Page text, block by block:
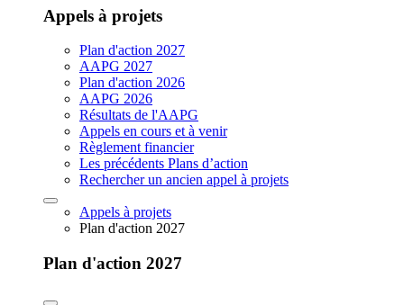
Appels à projets
Plan d'action 2027
AAPG 2027
Plan d'action 2026
AAPG 2026
Résultats de l'AAPG
Appels en cours et à venir
Règlement financier
Les précédents Plans d’action
Rechercher un ancien appel à projets
Appels à projets
Plan d'action 2027
Plan d'action 2027